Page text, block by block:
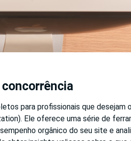
concorrência
para profissionais que desejam
Ele oferece uma série de
orgânico do seu site e